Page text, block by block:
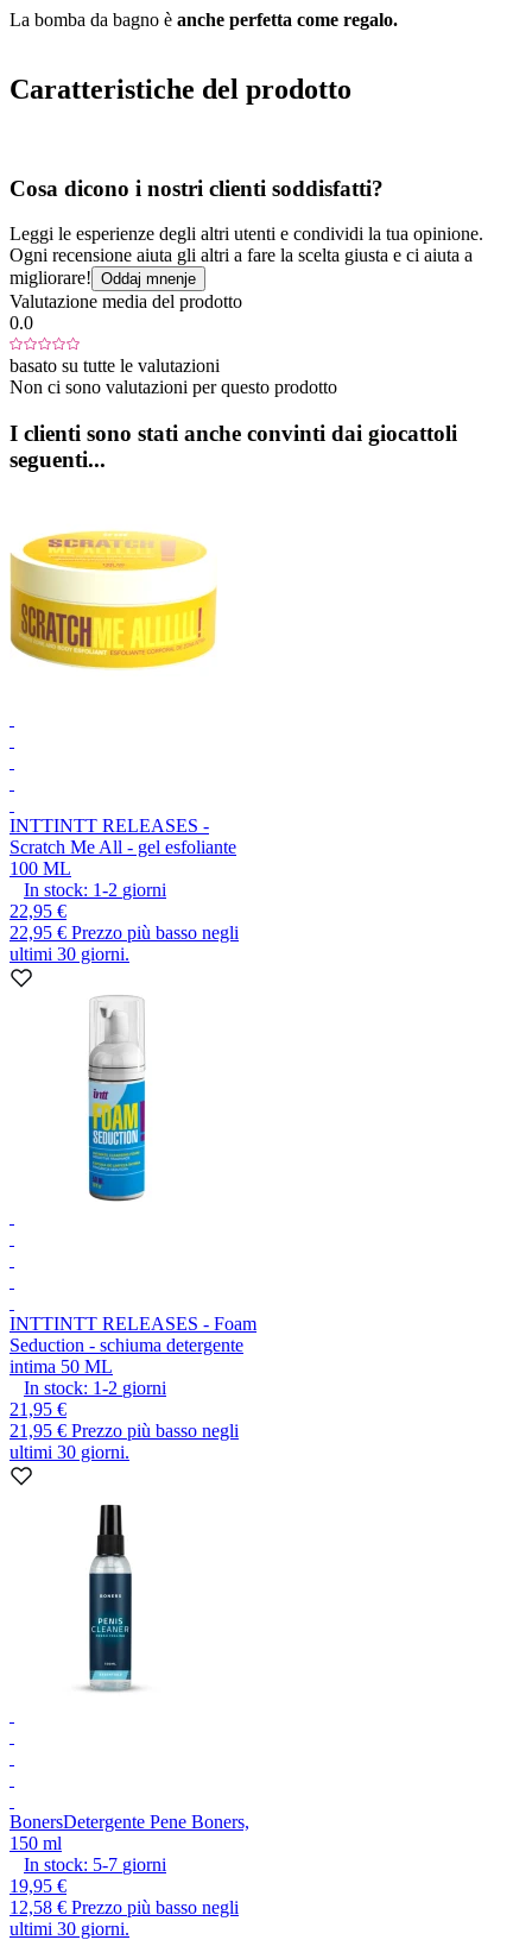
La bomba da bagno è anche perfetta come regalo.
Caratteristiche del prodotto
Cosa dicono i nostri clienti soddisfatti?
Leggi le esperienze degli altri utenti e condividi la tua opinione.
Ogni recensione aiuta gli altri a fare la scelta giusta e ci aiuta a
migliorare! Oddaj mnenje
Valutazione media del prodotto
0.0
basato su tutte le valutazioni
Non ci sono valutazioni per questo prodotto
I clienti sono stati anche convinti dai giocattoli
seguenti...
INTTINTT RELEASES -
Scratch Me All - gel esfoliante
100 ML
In stock: 1-2 giorni
22,95 €
22,95 € Prezzo più basso negli
ultimi 30 giorni.
INTTINTT RELEASES - Foam
Seduction - schiuma detergente
intima 50 ML
In stock: 1-2 giorni
21,95 €
21,95 € Prezzo più basso negli
ultimi 30 giorni.
BonersDetergente Pene Boners,
150 ml
In stock: 5-7 giorni
19,95 €
12,58 € Prezzo più basso negli
ultimi 30 giorni.